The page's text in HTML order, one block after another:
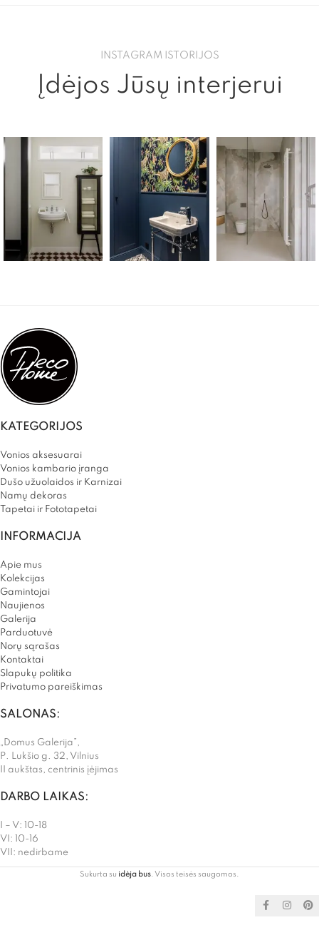
INSTAGRAM ISTORIJOS
Įdėjos Jūsų interjerui
KATEGORIJOS
Vonios aksesuarai
Vonios kambario įranga
Dušo užuolaidos ir Karnizai
Namų dekoras
Tapetai ir Fototapetai
INFORMACIJA
Apie mus
Kolekcijas
Gamintojai
Naujienos
Galerija
Parduotuvė
Norų sąrašas
Kontaktai
Slapukų politika
Privatumo pareiškimas
SALONAS:
„Domus Galerija”,
P. Lukšio g. 32, Vilnius
II aukštas, centrinis įėjimas
DARBO LAIKAS:
I – V: 10-18
VI: 10-16
VII: nedirbame
Sukurta su idėja bus. Visos teisės saugomos.